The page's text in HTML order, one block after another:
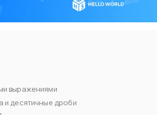
выражениями
и десятичные дроби